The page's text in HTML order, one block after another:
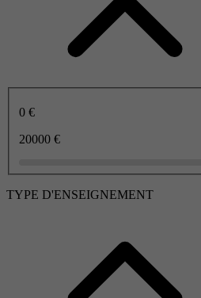
0 €
20000 €
TYPE D'ENSEIGNEMENT